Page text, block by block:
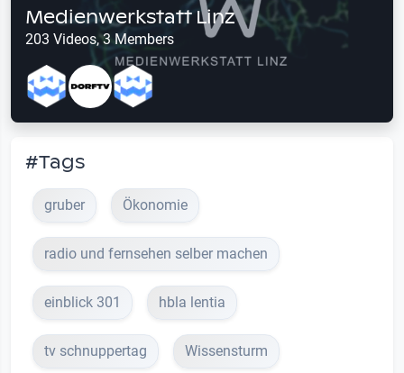
Medienwerkstatt Linz
203 Videos, 3 Members
#Tags
gruber Ökonomie
radio und fernsehen selber machen
einblick 301 hbla lentia
tv schnuppertag Wissensturm